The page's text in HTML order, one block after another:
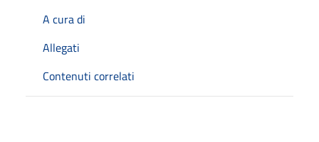
A cura di
Allegati
Contenuti correlati